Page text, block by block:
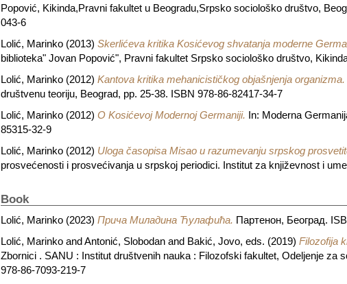
Popović, Kikinda,Pravni fakultet u Beogradu,Srpsko sociološko društvo,
043-6
Lolić, Marinko (2013) Skerlićeva kritika Kosićevog shvatanja moderne
biblioteka" Jovan Popović", Pravni fakultet Srpsko sociološko društvo,
Lolić, Marinko (2012) Kantova kritika mehanicističkog objašnjenja organizma.
društvenu teoriju, Beograd, pp. 25-38. ISBN 978-86-82417-34-7
Lolić, Marinko (2012) O Kosićevoj Modernoj Germaniji. In: Moderna
85315-32-9
Lolić, Marinko (2012) Uloga časopisa Misao u razumevanju srpskog
prosvećenosti i prosvećivanja u srpskoj periodici. Institut za književnost i
Book
Lolić, Marinko (2023) Прича Миладина Ћулафића. Партенон, Београд.
Lolić, Marinko andAntonić, Slobodan and Bakić, Jovo, eds. (2019) Filozofija
Zbornici . SANU : Institut društvenih nauka : Filozofski fakultet, Odeljenje za
978-86-7093-219-7